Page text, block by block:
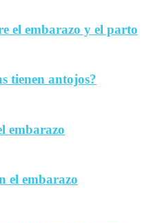
el embarazo y el parto
tienen antojos?
embarazo
el embarazo